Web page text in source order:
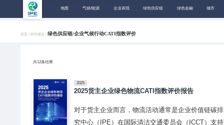
地图 气候/能源 企业表现 绿色供应链 绿色金融 城市
首页 / 研究报告 / 绿色供应链/企业气候行动CATI指数评价
共12条结果
2025
2025货主企业绿色物流CATI指数评价报告
对于货主企业而言，物流活动通常是企业价值链碳
究中心（IPE）在国际清洁交通委员会（ICCT）支